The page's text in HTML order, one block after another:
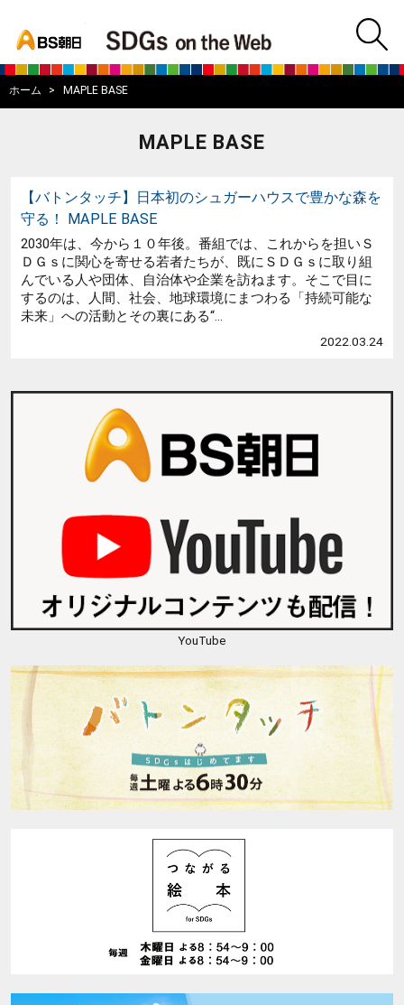
BS朝日SDGs
ホーム MAPLE BASE
MAPLE BASE
【バトンタッチ】日本初のシュガーハウスで豊かな森を
守る！ MAPLE BASE
2030年は、今から１０年後。番組では、これからを担いＳ
ＤＧｓに関心を寄せる若者たちが、既にＳＤＧｓに取り組
んでいる人や団体、自治体や企業を訪ねます。そこで目に
するのは、人間、社会、地球環境にまつわる「持続可能な
未来」への活動とその裏にある“...
2022.03.24
YouTube